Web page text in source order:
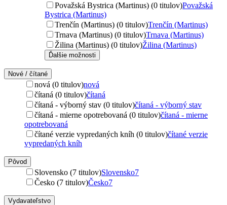
Považská Bystrica (Martinus) (0 titulov)Považská
Bystrica (Martinus)
Trenčín (Martinus) (0 titulov)Trenčín (Martinus)
Trnava (Martinus) (0 titulov)Trnava (Martinus)
Žilina (Martinus) (0 titulov)Žilina (Martinus)
Ďalšie možnosti
Nové / čítané
nová (0 titulov)nová
čítaná (0 titulov)čítaná
čítaná - výborný stav (0 titulov)čítaná - výborný stav
čítaná - mierne opotrebovaná (0 titulov)čítaná - mierne
opotrebovaná
čítané verzie vypredaných kníh (0 titulov)čítané verzie
vypredaných kníh
Pôvod
Slovensko (7 titulov)Slovensko7
Česko (7 titulov)Česko7
Vydavateľstvo